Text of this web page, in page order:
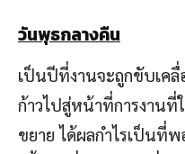
วันพุธกลางคืน
เป็นปีที่งานจะถูกขับเค
ก้าวไปสู่หน้าที่การงาน
ขยาย ได้ผลกำไรเป็นที่